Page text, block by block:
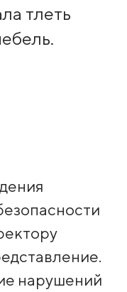
тлеть
нарушений